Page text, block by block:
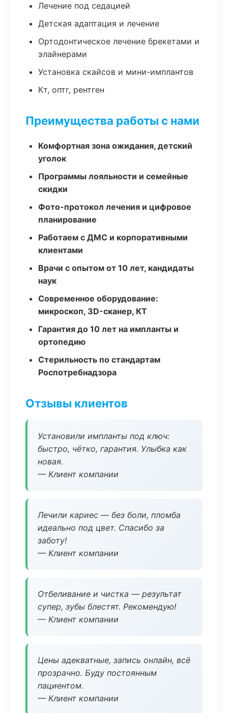
Лечение под седацией
Детская адаптация и лечение
Ортодонтическое лечение брекетами и
элайнерами
Установка скайсов и мини-имплантов
Кт, оптг, рентген
Преимущества работы с нами
Комфортная зона ожидания, детский
уголок
Программы лояльности и семейные
скидки
Фото-протокол лечения и цифровое
планирование
Работаем с ДМС и корпоративными
клиентами
Врачи с опытом от 10 лет, кандидаты
наук
Современное оборудование:
микроскоп, 3D-сканер, КТ
Гарантия до 10 лет на импланты и
ортопедию
Стерильность по стандартам
Роспотребнадзора
Отзывы клиентов
Установили импланты под ключ:
быстро, чётко, гарантия. Улыбка как
новая.
— Клиент компании
Лечили кариес — без боли, пломба
идеально под цвет. Спасибо за
заботу!
— Клиент компании
Отбеливание и чистка — результат
супер, зубы блестят. Рекомендую!
— Клиент компании
Цены адекватные, запись онлайн, всё
прозрачно. Буду постоянным
пациентом.
— Клиент компании